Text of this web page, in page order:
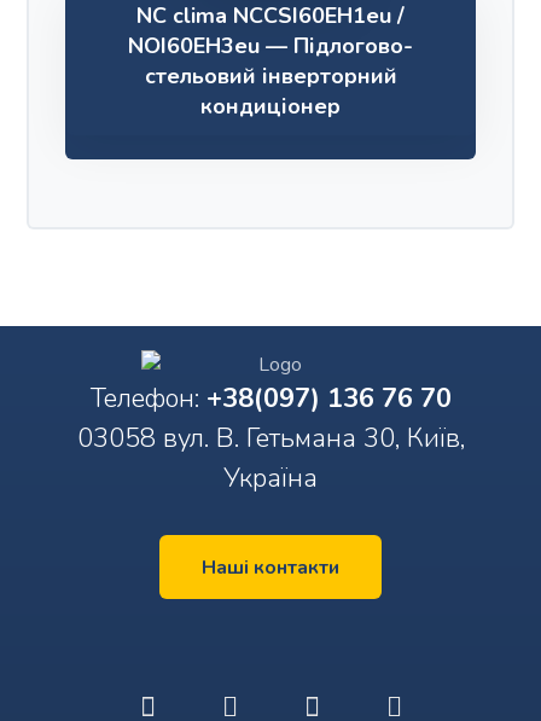
NC clima NCCSI60EH1eu /
NOI60EH3eu — Підлогово-
стельовий інверторний
кондиціонер
Телефон: +38(097) 136 76 70
03058 вул. В. Гетьмана 30, Київ,
Україна
Наші контакти